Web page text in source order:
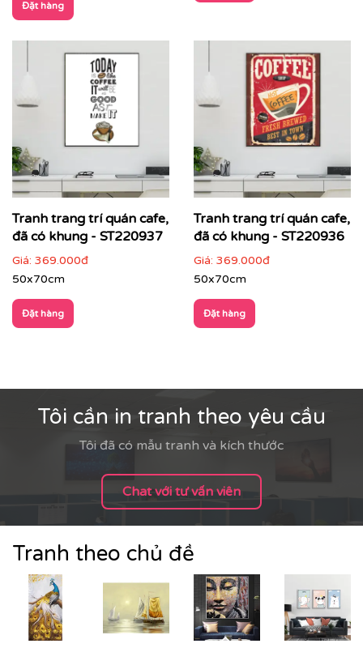
Đặt hàng
Tranh trang trí quán cafe,
đã có khung - ST220937
Giá: 369.000đ
50x70cm
Đặt hàng
Tranh trang trí quán cafe,
đã có khung - ST220936
Giá: 369.000đ
50x70cm
Đặt hàng
Tôi cần in tranh theo yêu cầu
Tôi đã có mẫu tranh và kích thước
Chat với tư vấn viên
Tranh theo chủ đề